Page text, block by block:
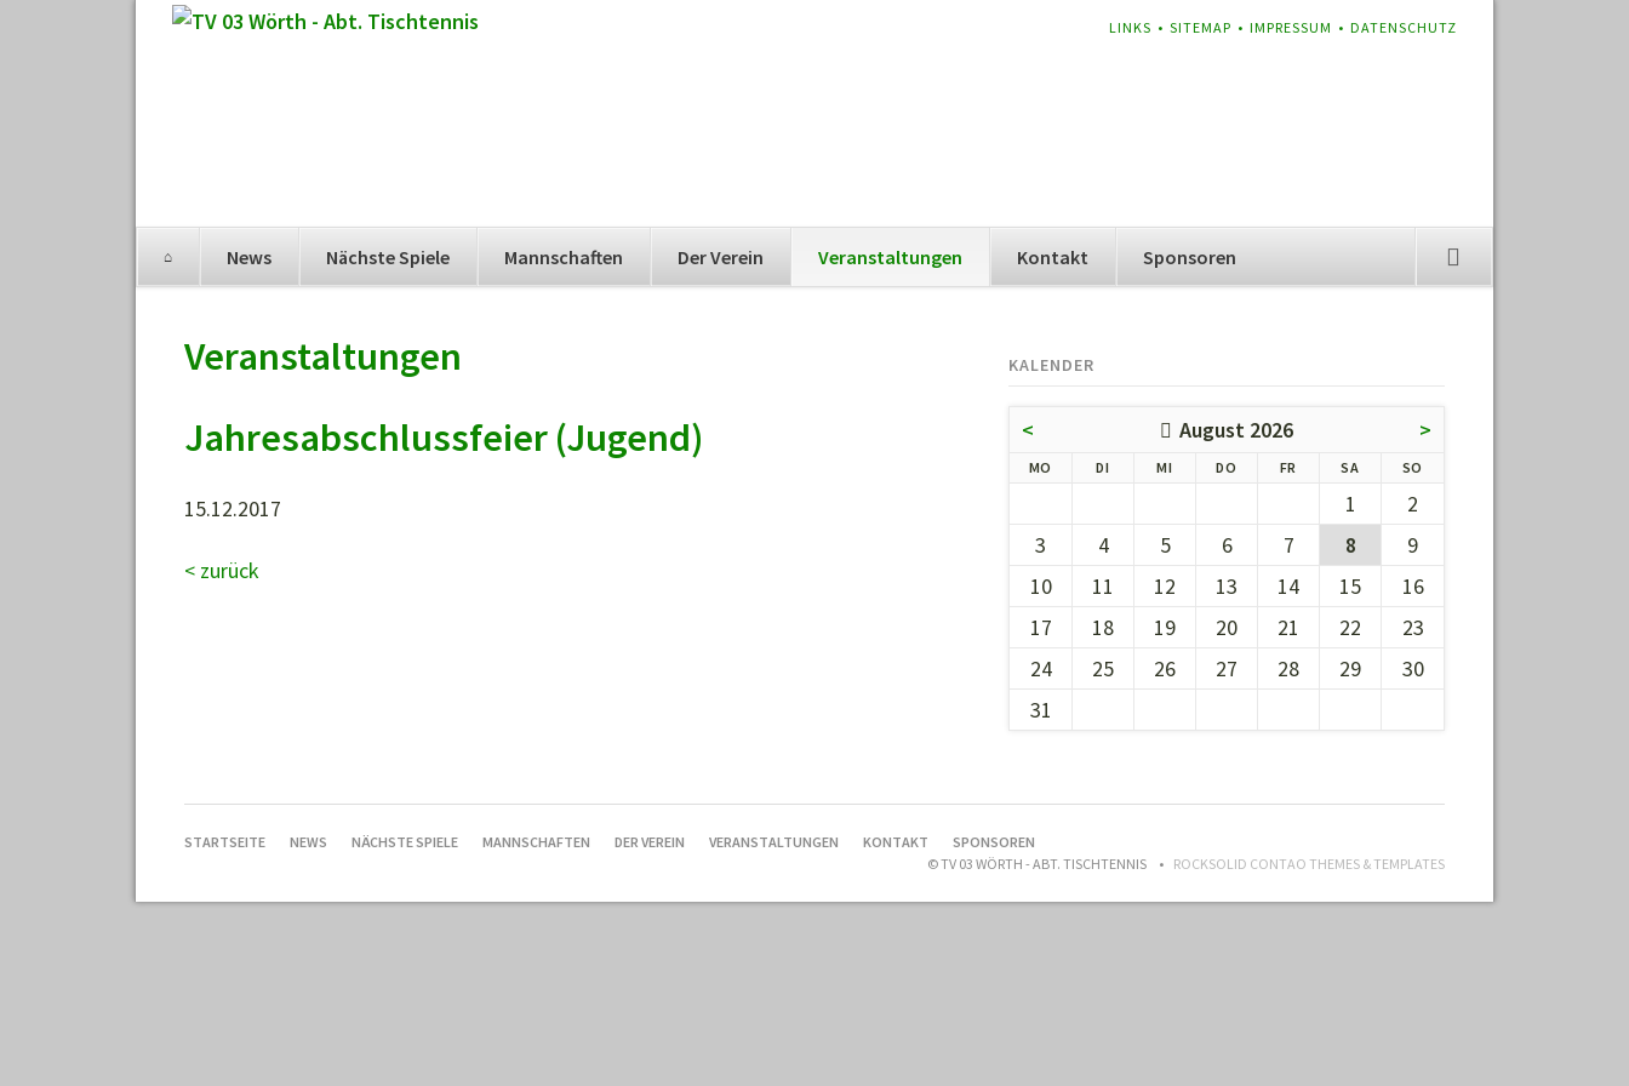
NAVIGATION
LINKS SITEMAP IMPRESSUM DATENSCHUTZ
Navigation
überspringen
News Nächste Spiele Mannschaften Der Verein Veranstaltungen Kontakt Sponsoren
Veranstaltungen
Jahresabschlussfeier (Jugend)
15.12.2017
< zurück
KALENDER
< August 2026 >
MO DIENSTAG
MITTWOCH
DO NNERSTAG
FR SA MSTAGSO
1
2
3
4 5 6 7 8
9
10
11 12 13 14 15
16
17
18 19 20 21 22
23
24
25 26 27 28 29
30
31
NAVIGATION
STARTSEITE NEWS NÄCHSTE SPIELE MANNSCHAFTEN DER VEREIN VERANSTALTUNGEN KONTAKT
SPONSOREN
© TV 03 WÖRTH - ABT. TISCHTENNIS
ROCKSOLID CONTAO THEMES & TEMPLATES